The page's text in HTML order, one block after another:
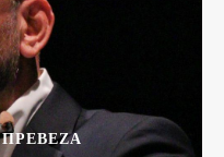
ΠΡΕΒΕΖΑ